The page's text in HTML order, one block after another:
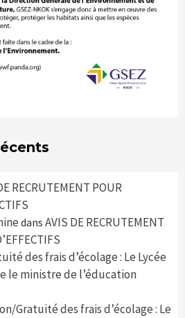
RECRUTEMENT POUR
dans AVIS DE RECRUTEMENT
des frais d’écolage : Le Lycée
le ministre de l’éducation
Gratuité des frais d’écolage : Le